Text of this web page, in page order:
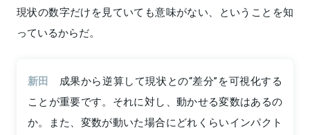
現状の数字だけを見ていても意味がない、ということを知
っているからだ。
新田
成果から逆算して現状との“差分”を可視化する
ことが重要です。それに対し、動かせる変数はあるの
か。また、変数が動いた場合にどれくらいインパクト